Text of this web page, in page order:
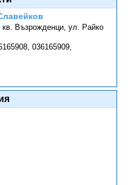
кв. Възрожденци, ул. Райко
036165909,